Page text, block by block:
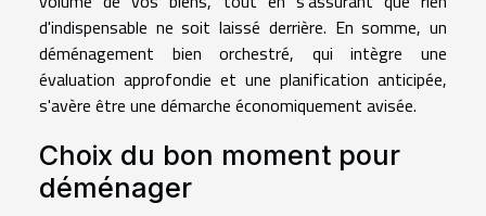
d'indispensable ne soit laissé derrière. En somme, un
déménagement bien orchestré, qui intègre une
évaluation approfondie et une planification anticipée,
s'avère être une démarche économiquement avisée.
Choix du bon moment pour
déménager